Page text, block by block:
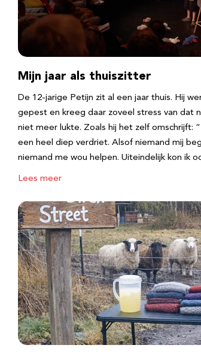
Mijn jaar als thuiszitter
De 12-jarige Petijn zit al een jaar thuis. Hij
gepest en kreeg daar zoveel stress van dat
niet meer lukte. Zoals hij het zelf omschrijft:
een heel diep verdriet. Alsof niemand mij
niemand me wou helpen. Uiteindelijk kon ik
Lees meer